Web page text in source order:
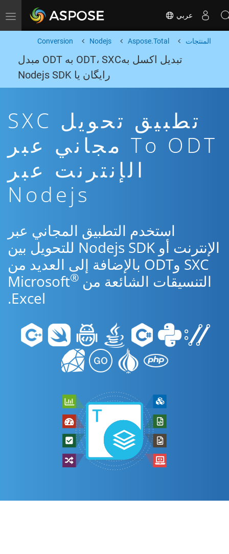
Toggle navigation عربي
المنتجات Aspose.Total
Nodejs
Conversion
تبدیل اکسل بهODT، SXC به ODT مبدل
رایگان یا Nodejs SDK
تطبيق تحويل SXC
To ODT مجاني عبر
الإنترنت عبر
Nodejs
استخدم التطبيق المجاني عبر
الإنترنت أو Nodejs SDK للتحويل بين
SXC وODT بالإضافة إلى العديد من
التنسيقات الشائعة من Microsoft ®
Excel.